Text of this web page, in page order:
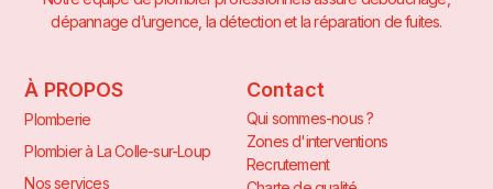
dépannage d’urgence, la détection et la réparation de fuites.
À PROPOS
Plomberie
Plombier à La Colle-sur-Loup
Nos services
Contact
Qui sommes-nous ?
Zones d'interventions
Recrutement